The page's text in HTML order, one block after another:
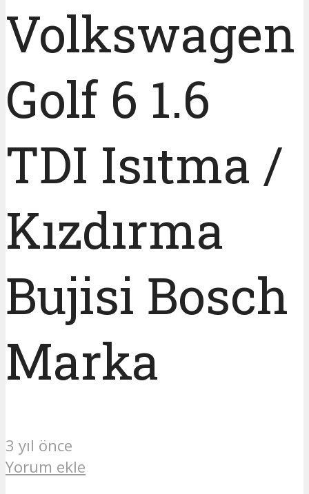
Volkswagen
Golf 6 1.6
TDI Isıtma /
Kızdırma
Bujisi Bosch
Marka
3 yıl önce
Yorum ekle